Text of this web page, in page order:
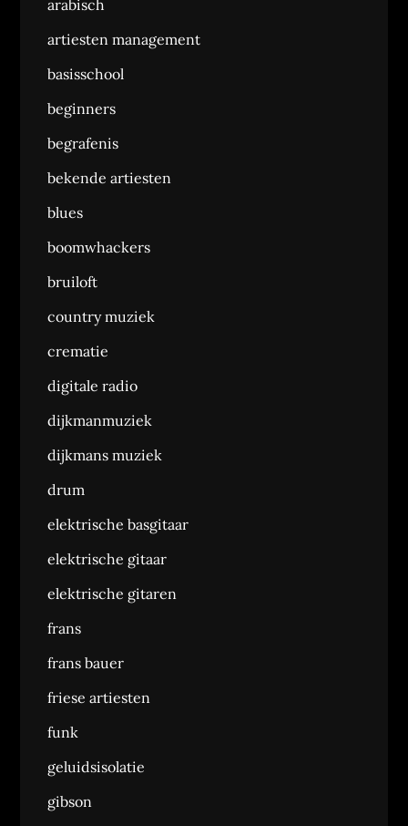
arabisch
artiesten management
basisschool
beginners
begrafenis
bekende artiesten
blues
boomwhackers
bruiloft
country muziek
crematie
digitale radio
dijkmanmuziek
dijkmans muziek
drum
elektrische basgitaar
elektrische gitaar
elektrische gitaren
frans
frans bauer
friese artiesten
funk
geluidsisolatie
gibson